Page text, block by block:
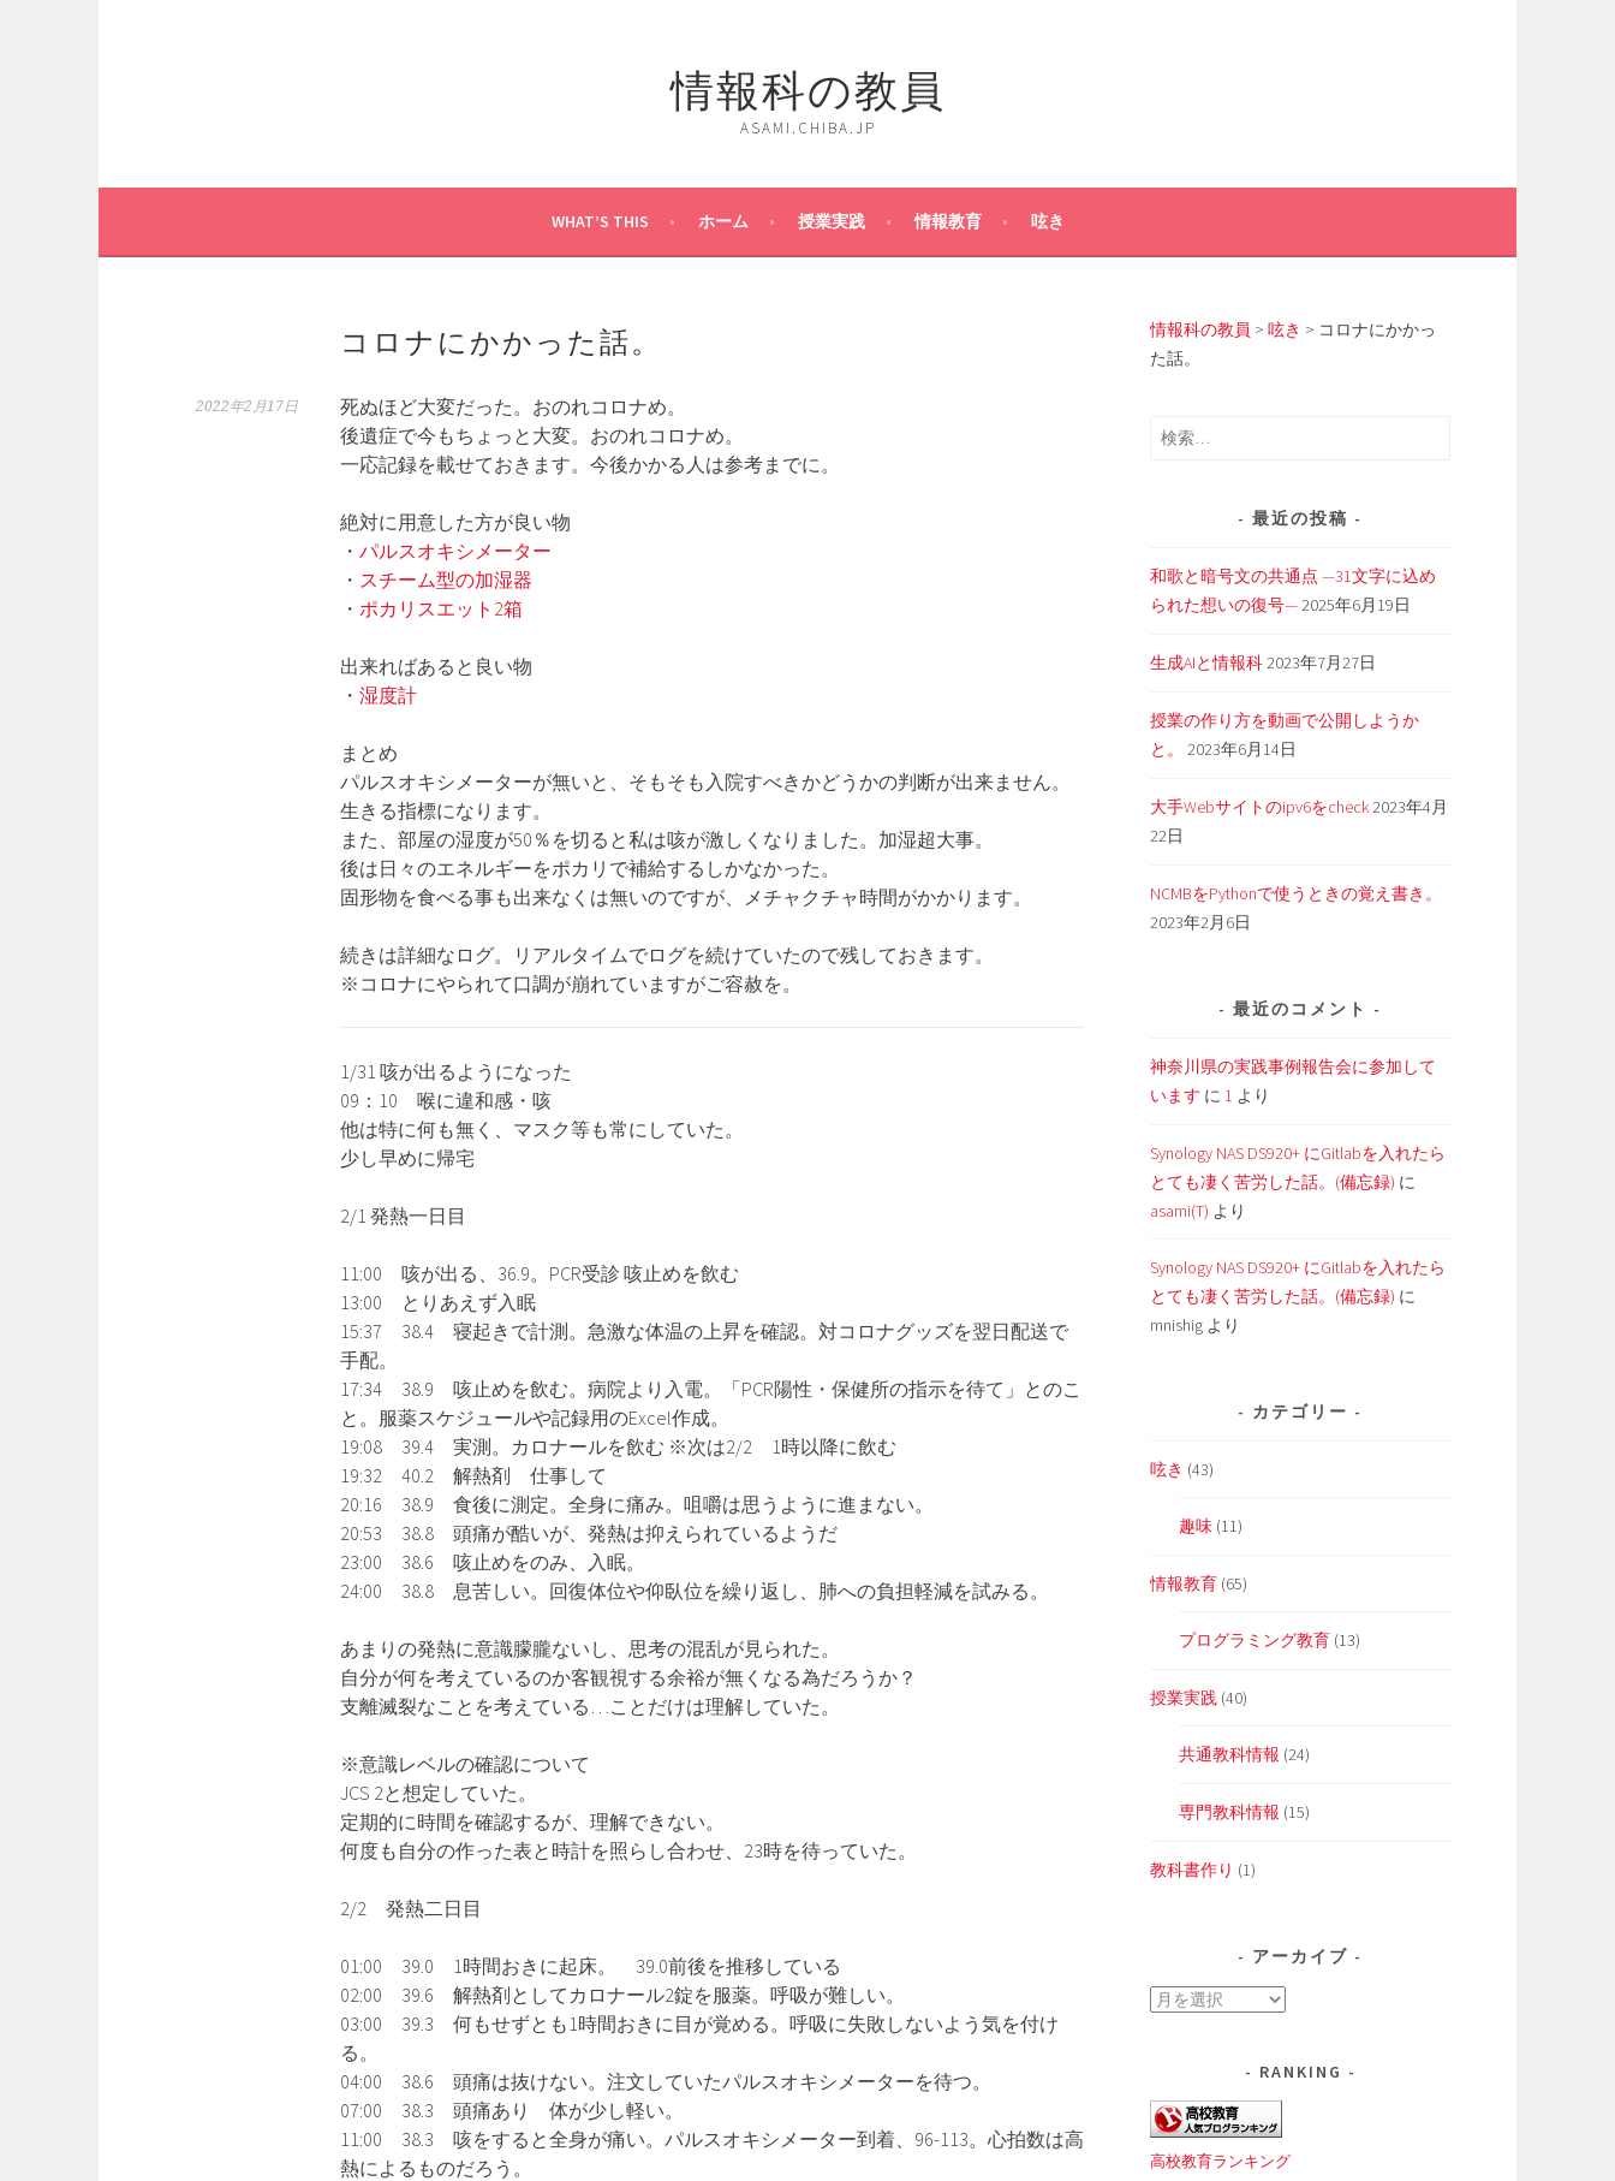
ス
情報科の教員
ASAMI.CHIBA.JP
WHAT’S THIS ホーム 授業実践 情報教育 呟き
コロナにかかった話。
2022年2月17日
死ぬほど大変だった。おのれコロナめ。
後遺症で今もちょっと大変。おのれコロナめ。
一応記録を載せておきます。今後かかる人は参考までに。
絶対に用意した方が良い物
・ パルスオキシメーター
・ スチーム型の加湿器
・ ポカリスエット2箱
出来ればあると良い物
・ 湿度計
まとめ
パルスオキシメーターが無いと、そもそも入院すべきかどうかの判断が出来ません。
生きる指標になります。
また、部屋の湿度が50％を切ると私は咳が激しくなりました。加湿超大事。
後は日々のエネルギーをポカリで補給するしかなかった。
固形物を食べる事も出来なくは無いのですが、メチャクチャ時間がかかります。
続きは詳細なログ。リアルタイムでログを続けていたので残しておきます。
※コロナにやられて口調が崩れていますがご容赦を。
1/31 咳が出るようになった
09：10 喉に違和感・咳
他は特に何も無く、マスク等も常にしていた。
少し早めに帰宅
2/1 発熱一日目
11:00 咳が出る、36.9。PCR受診 咳止めを飲む
13:00 とりあえず入眠
15:37 38.4 寝起きで計測。急激な体温の上昇を確認。対コロナグッズを翌日配送で
手配。
17:34 38.9 咳止めを飲む。病院より入電。「PCR陽性・保健所の指示を待て」とのこ
と。服薬スケジュールや記録用のExcel作成。
19:08 39.4 実測。カロナールを飲む ※次は2/2 1時以降に飲む
19:32 40.2 解熱剤 仕事して
20:16 38.9 食後に測定。全身に痛み。咀嚼は思うように進まない。
20:53 38.8 頭痛が酷いが、発熱は抑えられているようだ
23:00 38.6 咳止めをのみ、入眠。
24:00 38.8 息苦しい。回復体位や仰臥位を繰り返し、肺への負担軽減を試みる。
あまりの発熱に意識朦朧ないし、思考の混乱が見られた。
自分が何を考えているのか客観視する余裕が無くなる為だろうか？
支離滅裂なことを考えている…ことだけは理解していた。
※意識レベルの確認について
JCS 2と想定していた。
定期的に時間を確認するが、理解できない。
何度も自分の作った表と時計を照らし合わせ、23時を待っていた。
2/2 発熱二日目
01:00 39.0 1時間おきに起床。 39.0前後を推移している
02:00 39.6 解熱剤としてカロナール2錠を服薬。呼吸が難しい。
03:00 39.3 何もせずとも1時間おきに目が覚める。呼吸に失敗しないよう気を付け
る。
04:00 38.6 頭痛は抜けない。注文していたパルスオキシメーターを待つ。
07:00 38.3 頭痛あり 体が少し軽い。
11:00 38.3 咳をすると全身が痛い。パルスオキシメーター到着、96-113。心拍数は高
熱によるものだろう。
情報科の教員 > 呟き > コロナにかかっ
た話。
検
最近の投稿
和歌と暗号文の共通点 —31文字に込め
られた想いの復号—2025年6月19日
生成AIと情報科2023年7月27日
授業の作り方を動画で公開しようか
と。
2023年6月14日
大手Webサイトのipv6をcheck2023年4月
22日
NCMBをPythonで使うときの覚え書き。
2023年2月6日
最近のコメント
神奈川県の実践事例報告会に参加して
います に 1 より
Synology NAS DS920+ にGitlabを入れたら
とても凄く苦労した話。(備忘録) に
asami(T) より
Synology NAS DS920+ にGitlabを入れたら
とても凄く苦労した話。(備忘録) に
mnishig より
カテゴリー
呟き (43)
趣味 (11)
情報教育 (65)
プログラミング教育 (13)
授業実践 (40)
共通教科情報 (24)
専門教科情報 (15)
教科書作り (1)
アーカイブ
ア
ブ
RANKING
高校教育ランキング